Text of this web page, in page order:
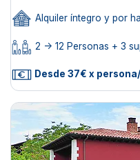
Alquiler íntegro y por
2 -> 12 Personas + 3
Desde 37€ x